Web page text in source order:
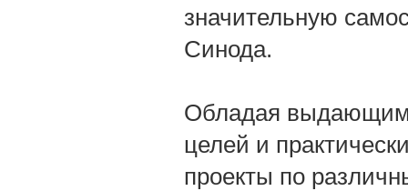
значительную
Синода.
Обладая
целей и
проекты по